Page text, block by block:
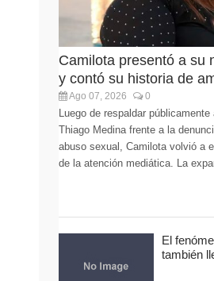
Camilota presentó a su
y contó su historia de
Ago 07, 2026 0
Luego de respaldar
Thiago Medina frente a la
abuso sexual, Camilota volvió a
de la atención mediática. La
El
también